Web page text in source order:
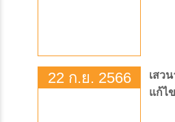
22 ก.ย. 2566
เสว
แก้ไ
แล